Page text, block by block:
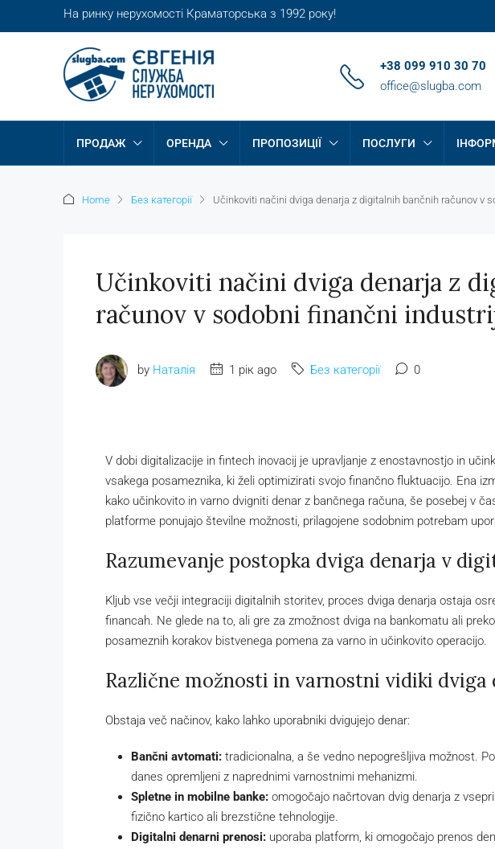
На ринку нерухомості Краматорська з 1992 року!
+38 099 910 30 70
office@slugba.com
ПРОДАЖ ОРЕНДА ПРОПОЗИЦІЇ ПОСЛУГИ
Home Без категорії Učinkoviti načini dviga denarja z digitalnih bančnih računov v
Učinkoviti načini dviga denarja z
računov v sodobni finančni
by Наталія 1 рік ago Без категорії 0
V dobi digitalizacije in fintech inovacij je upravljanje z enostavnostjo in
vsakega posameznika, ki želi optimizirati svojo finančno fluktuacijo. Ena
kako učinkovito in varno dvigniti denar z bančnega računa, še posebej v
platforme ponujajo številne možnosti, prilagojene sodobnim potrebam
Razumevanje postopka dviga denarja v
Kljub vse večji integraciji digitalnih storitev, proces dviga denarja ostaja
financah. Ne glede na to, ali gre za zmožnost dviga na bankomatu ali
posameznih korakov bistvenega pomena za varno in učinkovito operacijo.
Različne možnosti in varnostni vidiki dviga
Obstaja več načinov, kako lahko uporabniki dvigujejo denar:
Bančni avtomati: tradicionalna, a še vedno nepogrešljiva možnost.
danes opremljeni z naprednimi varnostnimi mehanizmi.
Spletne in mobilne banke: omogočajo načrtovan dvig denarja z
fizično kartico ali brezstične tehnologije.
Digitalni denarni prenosi: uporaba platform, ki omogočajo prenos